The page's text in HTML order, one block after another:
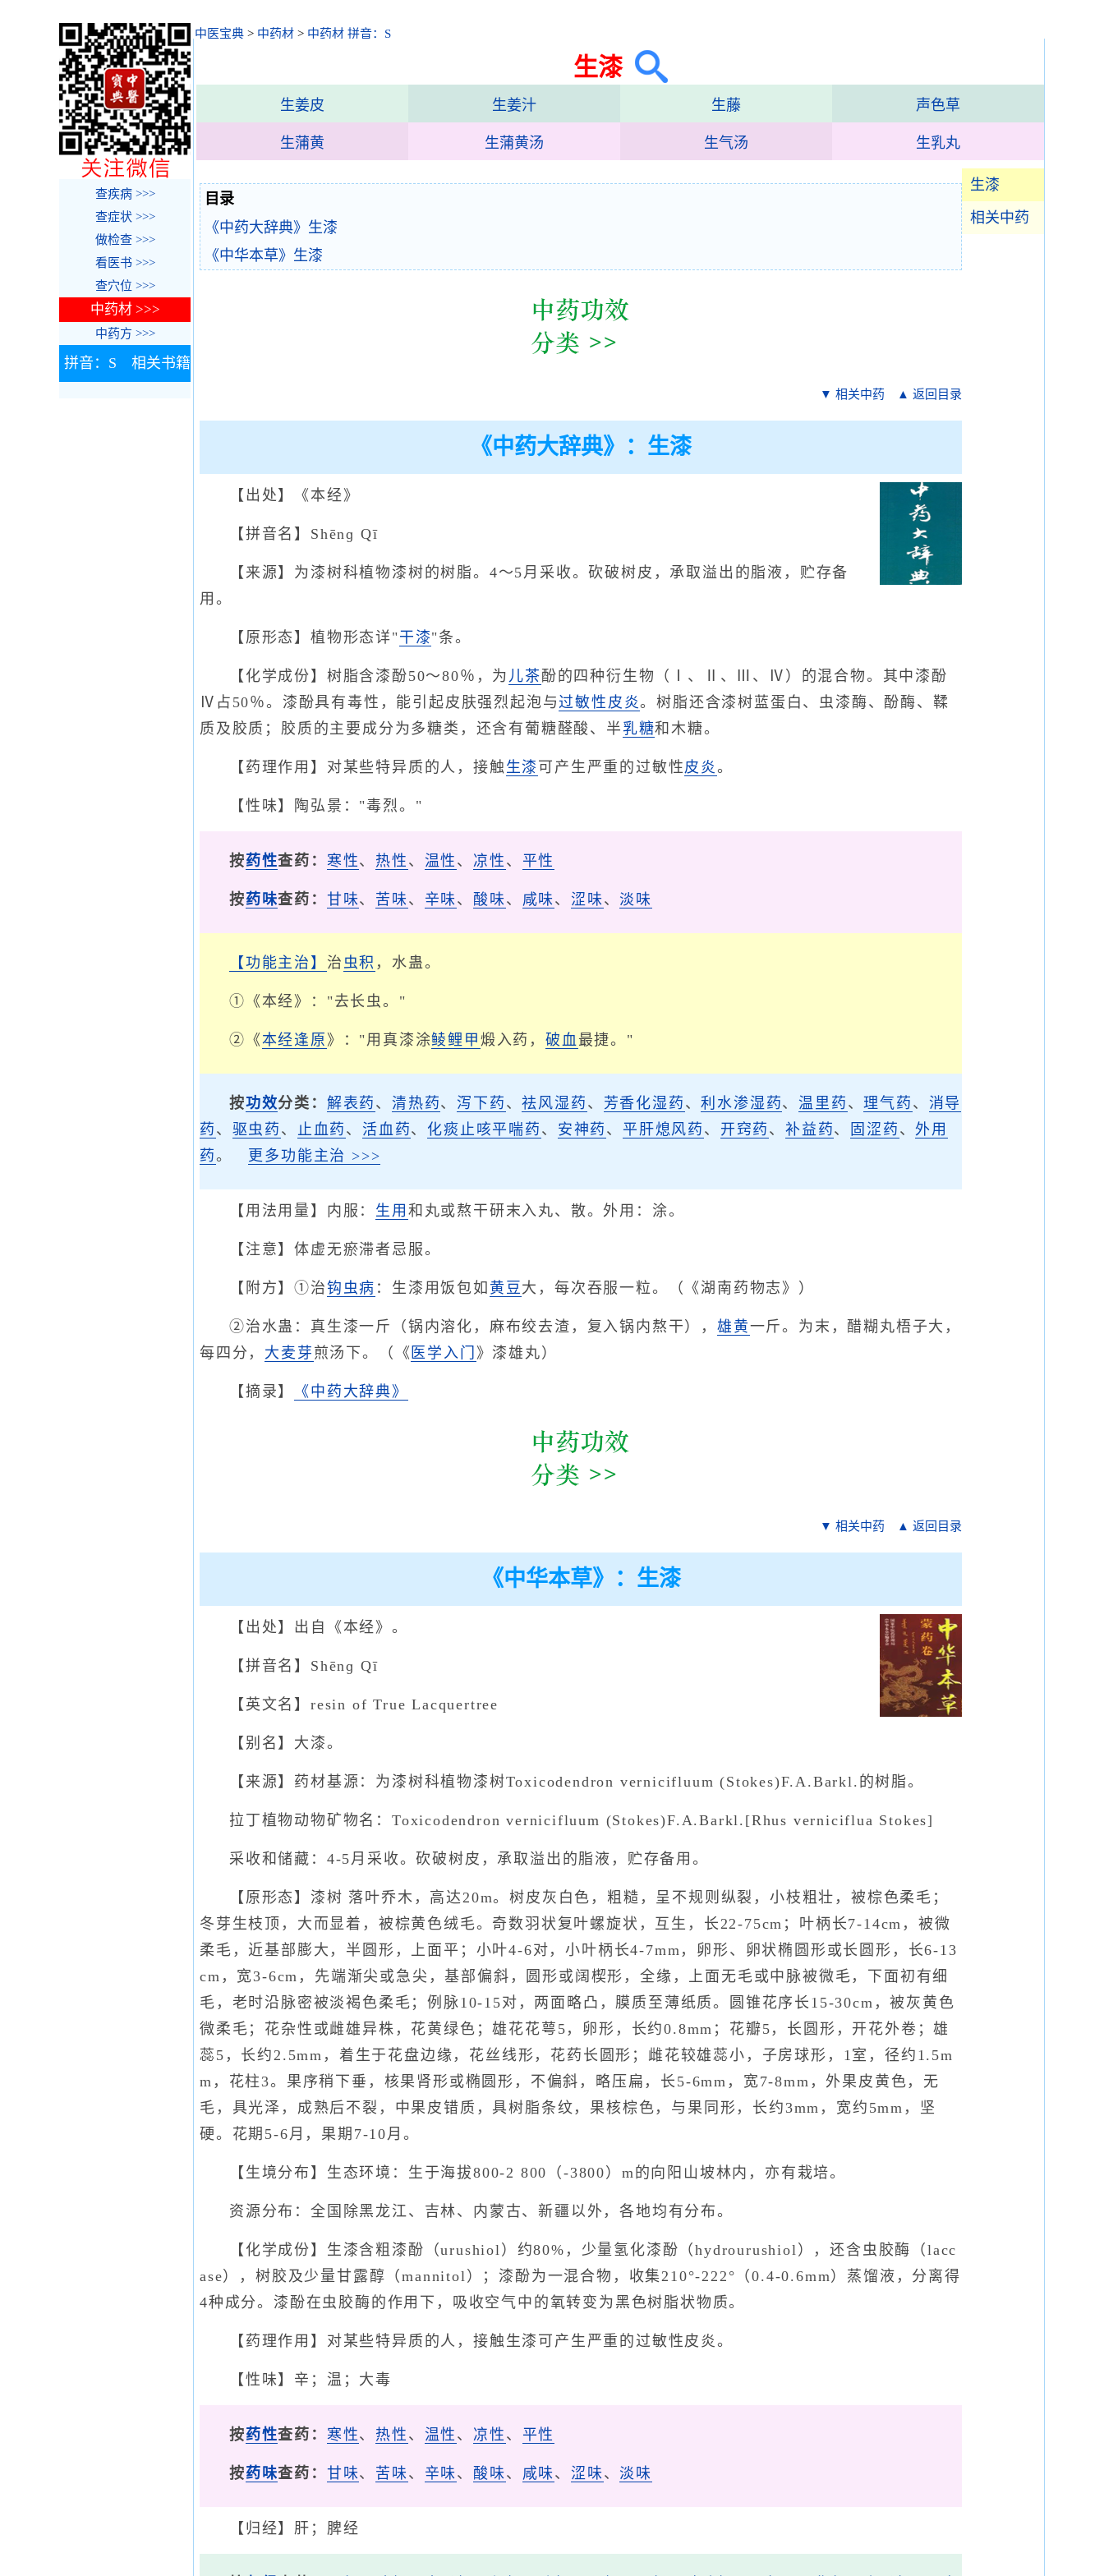
中医宝典 > 中药材 > 中药材 拼音：S
生漆
生姜皮 生姜汁 生藤 声色草
生蒲黄 生蒲黄汤 生气汤 生乳丸
生漆
相关中药
目录
《中药大辞典》生漆
《中华本草》生漆
▼ 相关中药 ▲ 返回目录
《中药大辞典》：生漆
【出处】《本经》
【拼音名】Shēnɡ Qī
【来源】为漆树科植物漆树的树脂。4～5月采收。砍破树皮，承取溢出的脂液，贮存备
用。
【原形态】植物形态详"干漆"条。
【化学成份】树脂含漆酚50～80％，为 儿茶酚的四种衍生物（Ⅰ、Ⅱ、Ⅲ、Ⅳ）的混合物。其中漆酚
Ⅳ占50％。漆酚具有毒性，能引起皮肤强烈起泡与过敏性皮炎。树脂还含漆树蓝蛋白、虫漆酶、酚酶、鞣
质及胶质；胶质的主要成分为多糖类，还含有葡糖醛酸、半乳糖和木糖。
【药理作用】对某些特异质的人，接触 生漆 可产生严重的过敏性皮炎。
【性味】陶弘景："毒烈。"
按药性查药： 寒性、 热性 、 温性 、 凉性 、 平性
按药味查药： 甘味、 苦味、 辛味、 酸味、 咸味、 涩味、 淡味
【功能主治】 治 虫积 ，水蛊。
①《本经》："去长虫。"
②《本经逢原 》："用真漆涂鲮鲤甲 煅入药，破血最捷。"
按功效分类： 解表药 、清热药、 泻下药 、祛风湿药 、 芳香化湿药 、利水渗湿药、温里药 、理气药 、 消导
药 、 驱虫药 、 止血药 、 活血药、 化痰止咳平喘药 、 安神药 、 平肝熄风药 、 开窍药 、 补益药、 固涩药 、外用
药。 更多功能主治 >>>
【用法用量】内服： 生用 和丸或熬干研末入丸、散。外用：涂。
【注意】体虚无瘀滞者忌服。
【附方】①治钩虫病 ：生漆用饭包如 黄豆大，每次吞服一粒。（《湖南药物志》）
②治水蛊：真生漆一斤（锅内溶化，麻布绞去渣，复入锅内熬干）， 雄黄一斤。为末，醋糊丸梧子大，
每四分， 大麦芽 煎汤下。（《 医学入门 》漆雄丸）
【摘录】 《中药大辞典》
▼ 相关中药 ▲ 返回目录
《中华本草》：生漆
【出处】出自《本经》。
【拼音名】Shēnɡ Qī
【英文名】resin of True Lacquertree
【别名】大漆。
【来源】药材基源：为漆树科植物漆树Toxicodendron vernicifluum (Stokes)F.A.Barkl.的树脂。
拉丁植物动物矿物名：Toxicodendron vernicifluum (Stokes)F.A.Barkl.[Rhus verniciflua Stokes]
采收和储藏：4-5月采收。砍破树皮，承取溢出的脂液，贮存备用。
【原形态】漆树 落叶乔木，高达20m。树皮灰白色，粗糙，呈不规则纵裂，小枝粗壮，被棕色柔毛；
冬芽生枝顶，大而显着，被棕黄色绒毛。奇数羽状复叶螺旋状，互生，长22-75cm；叶柄长7-14cm，被微
柔毛，近基部膨大，半圆形，上面平；小叶4-6对，小叶柄长4-7mm，卵形、卵状椭圆形或长圆形，长6-13
cm，宽3-6cm，先端渐尖或急尖，基部偏斜，圆形或阔楔形，全缘，上面无毛或中脉被微毛，下面初有细
毛，老时沿脉密被淡褐色柔毛；例脉10-15对，两面略凸，膜质至薄纸质。圆锥花序长15-30cm，被灰黄色
微柔毛；花杂性或雌雄异株，花黄绿色；雄花花萼5，卵形，长约0.8mm；花瓣5，长圆形，开花外卷；雄
蕊5，长约2.5mm，着生于花盘边缘，花丝线形，花药长圆形；雌花较雄蕊小，子房球形，1室，径约1.5m
m，花柱3。果序稍下垂，核果肾形或椭圆形，不偏斜，略压扁，长5-6mm，宽7-8mm，外果皮黄色，无
毛，具光泽，成熟后不裂，中果皮错质，具树脂条纹，果核棕色，与果同形，长约3mm，宽约5mm，坚
硬。花期5-6月，果期7-10月。
【生境分布】生态环境：生于海拔800-2 800（-3800）m的向阳山坡林内，亦有栽培。
资源分布：全国除黑龙江、吉林、内蒙古、新疆以外，各地均有分布。
【化学成份】生漆含粗漆酚（urushiol）约80%，少量氢化漆酚（hydrourushiol），还含虫胶酶（lacc
ase），树胶及少量甘露醇（mannitol）；漆酚为一混合物，收集210°-222°（0.4-0.6mm）蒸馏液，分离得
4种成分。漆酚在虫胶酶的作用下，吸收空气中的氧转变为黑色树脂状物质。
【药理作用】对某些特异质的人，接触生漆可产生严重的过敏性皮炎。
【性味】辛；温；大毒
按药性查药： 寒性、 热性 、 温性 、 凉性 、 平性
按药味查药： 甘味、 苦味、 辛味、 酸味、 咸味、 涩味、 淡味
【归经】肝；脾经
查疾病 >>>
查症状 >>>
做检查 >>>
看医书 >>>
查穴位 >>>
中药材 >>>
中药方 >>>
拼音：S 相关书籍